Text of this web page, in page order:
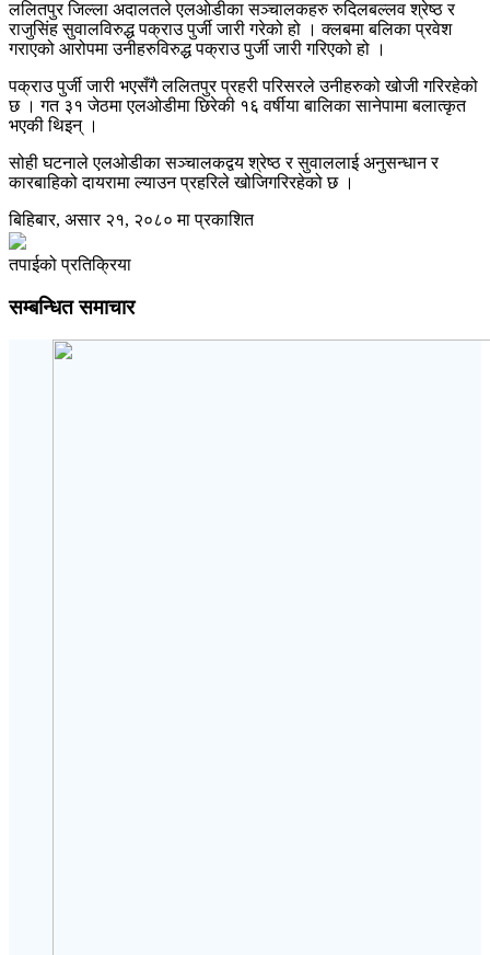
ललितपुर जिल्ला अदालतले एलओडीका सञ्चालकहरु रुदिलबल्लव श्रेष्ठ र
राजुसिंह सुवालविरुद्ध पक्राउ पुर्जी जारी गरेको हो । क्लबमा बलिका प्रवेश
गराएको आरोपमा उनीहरुविरुद्ध पक्राउ पुर्जी जारी गरिएको हो ।
पक्राउ पुर्जी जारी भएसँगै ललितपुर प्रहरी परिसरले उनीहरुको खोजी गरिरहेको
छ । गत ३१ जेठमा एलओडीमा छिरेकी १६ वर्षीया बालिका सानेपामा बलात्कृत
भएकी थिइन् ।
सोही घटनाले एलओडीका सञ्चालकद्वय श्रेष्ठ र सुवाललाई अनुसन्धान र
कारबाहिको दायरामा ल्याउन प्रहरिले खोजिगरिरहेको छ ।
बिहिबार, असार २१, २०८० मा प्रकाशित
तपाईको प्रतिक्रिया
सम्बन्धित समाचार